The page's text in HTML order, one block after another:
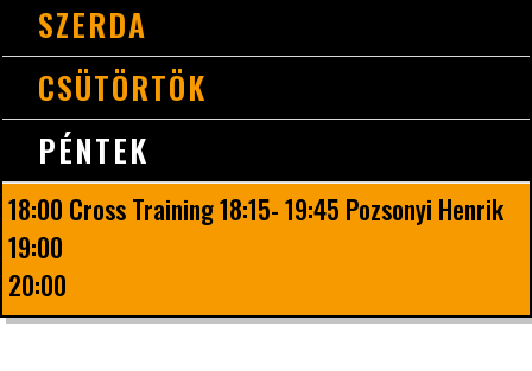
SZERDA
CSÜTÖRTÖK
PÉNTEK
18:00 Cross Training 18:15- 19:45 Pozsonyi Henrik
19:00
20:00